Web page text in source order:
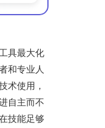
具最大化
和专业人
术使用，
自主而不
技能足够